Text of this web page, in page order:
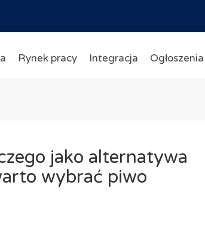
Rynek pracy Integracja Ogłoszenia
jako alternatywa
wybrać piwo